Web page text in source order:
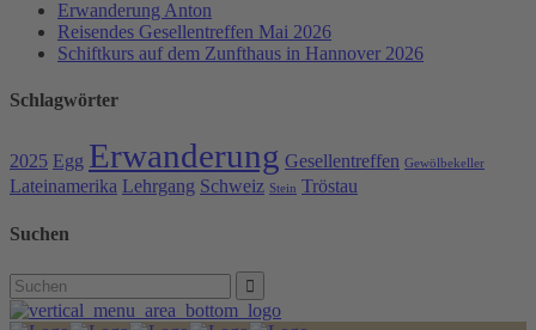
Erwanderung Anton
Reisendes Gesellentreffen Mai 2026
Schiftkurs auf dem Zunfthaus in Hannover 2026
Schlagwörter
2025 Egg Erwanderung Gesellentreffen Gewölbekeller
Lateinamerika Lehrgang Schweiz Stein Tröstau
Suchen
Search
for: